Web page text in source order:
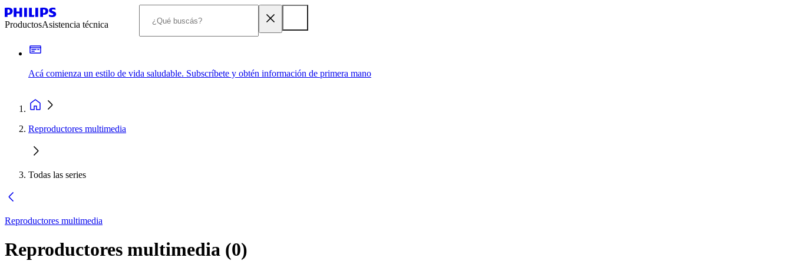
ProductosAsistencia técnica
Acá comienza un estilo de vida saludable. Subscríbete y obtén información de primera mano
Reproductores multimedia
Todas las series
Reproductores multimedia
Reproductores multimedia (0)